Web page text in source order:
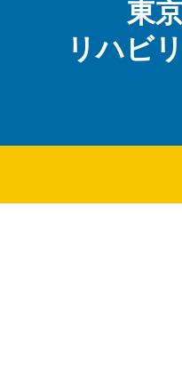
東
リハビ